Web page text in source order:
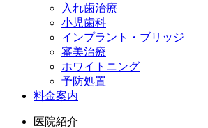
入れ歯治療
小児歯科
インプラント・ブリッジ
審美治療
ホワイトニング
予防処置
料金案内
医院紹介